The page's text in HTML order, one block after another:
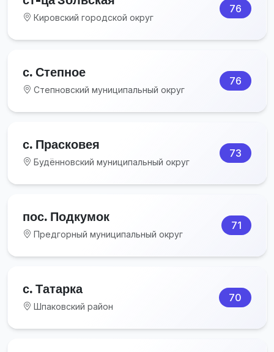
Кировский городской округ
76
с. Степное
Степновский муниципальный округ
76
с. Прасковея
Будённовский муниципальный округ
73
пос. Подкумок
Предгорный муниципальный округ
71
с. Татарка
Шпаковский район
70